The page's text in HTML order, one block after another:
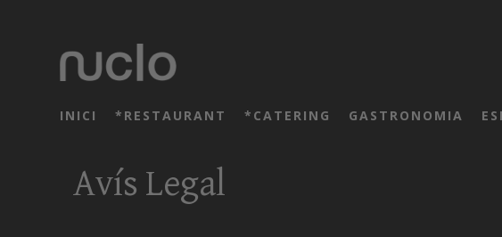
INICI *RESTAURANT *CATERING GASTRONOMIA
Avís Legal